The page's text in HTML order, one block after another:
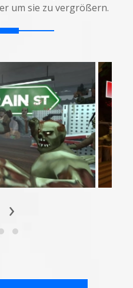
um sie zu vergrößern.
›